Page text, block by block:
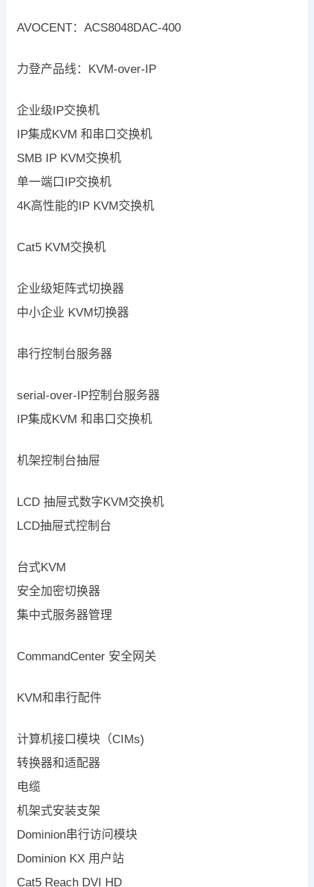
AVOCENT：ACS8048DAC-400
力登产品线：KVM-over-IP
企业级IP交换机
IP集成KVM 和串口交换机
SMB IP KVM交换机
单一端口IP交换机
4K高性能的IP KVM交换机
Cat5 KVM交换机
企业级矩阵式切换器
中小企业 KVM切换器
串行控制台服务器
serial-over-IP控制台服务器
IP集成KVM 和串口交换机
机架控制台抽屉
LCD 抽屉式数字KVM交换机
LCD抽屉式控制台
台式KVM
安全加密切换器
集中式服务器管理
CommandCenter 安全网关
KVM和串行配件
计算机接口模块（CIMs)
转换器和适配器
电缆
机架式安装支架
Dominion串行访问模块
Dominion KX 用户站
Cat5 Reach DVI HD